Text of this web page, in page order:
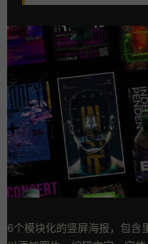
6个模块化的竖屏海报，包含